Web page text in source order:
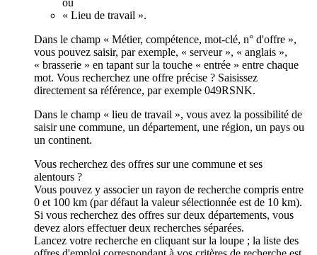
« Lieu de travail ».
Dans le champ « Métier, compétence, mot-clé, n° d'offre »,
vous pouvez saisir, par exemple, « serveur », « anglais »,
« brasserie » en tapant sur la touche « entrée » entre chaque
mot. Vous recherchez une offre précise ? Saisissez
directement sa référence, par exemple 049RSNK.
Dans le champ « lieu de travail », vous avez la possibilité de
saisir une commune, un département, une région, un pays ou
un continent.
Vous recherchez des offres sur une commune et ses
alentours ?
Vous pouvez y associer un rayon de recherche compris entre
0 et 100 km (par défaut la valeur sélectionnée est de 10 km).
Si vous recherchez des offres sur deux départements, vous
devez alors effectuer deux recherches séparées.
Lancez votre recherche en cliquant sur la loupe ; la liste des